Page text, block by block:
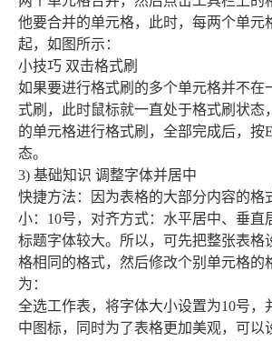
他要合并的单元格，此时，每两个单元
起，如图所示：
小技巧 双击格式刷
如果要进行格式刷的多个单元格并不在
式刷，此时鼠标就一直处于格式刷状态
的单元格进行格式刷，全部完成后，按
态。
3) 基础知识 调整字体并居中
快捷方法：因为表格的大部分内容的格
小：10号，对齐方式：水平居中、垂直
标题字体较大。所以，可先把整张表格
格相同的格式，然后修改个别单元格的
为：
全选工作表，将字体大小设置为10号，
中图标，同时为了表格更加美观，可以